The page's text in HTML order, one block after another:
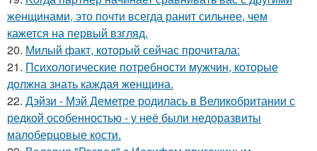
женщинами, это почти всегда ранит сильнее, чем
кажется на первый взгляд.
20. Милый факт, который сейчас прочитала:
21. Психологические потребности мужчин, которые
должна знать каждая женщина.
22. Дэйзи - Мэй Деметре родилась в Великобритании с
редкой особенностью - у неё были недоразвиты
малоберцовые кости.